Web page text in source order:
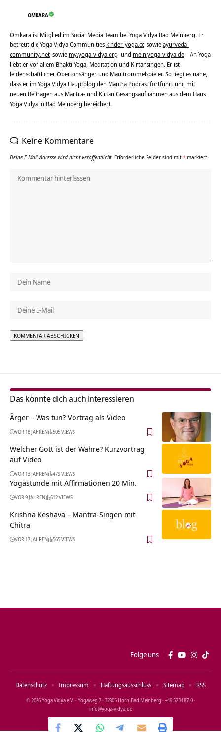
OMKARA
Omkara ist Mitglied im Social Media Team bei Yoga Vidya Bad Meinberg. Er
betreut die Yoga Vidya Communities kinder-yoga.cc sowieayurveda-
community.net sowie my.yoga-vidya.org und mein.yoga-vidya.de - An Yoga
liebt er vor allem Bhakti-Yoga, Meditation und Kirtansingen. Er ist
leidenschaftlicher Obertonsänger und Maultrommelspieler. So liegt es nahe,
dass er im Yoga Vidya Hauptblog den Mantra Podcast fortführt und mit
neuen Beiträgen aus Mantra- und Kirtan Gesangsaufnahmen aus dem Haus
Yoga Vidya in Bad Meinberg bereichert.
Keine Kommentare
Deine E-Mail-Adresse wird nicht veröffentlicht. Erforderliche Felder sind mit * markiert.
Das könnte dich auch interessieren
Ärger – Was tun? Vortrag als Video
VOR 18 JAHREN 505 VIEWS
Welcher Gott ist der Wahre? Kurzvortrag
auf Video
VOR 13 JAHREN 479 VIEWS
Yogastunde mit Affirmationen 20 Min.
VOR 9 JAHREN 612 VIEWS
Krishna Keshava – Mantra-Singen mit
Chitra
VOR 17 JAHREN 565 VIEWS
Folge uns
© 2026 Yoga Vidya e.V. · Yogaweg 7 · 32805 Horn‑Bad Meinberg · +49 5234 87‑0 ·
info@yoga‑vidya.de
Datenschutz Impressum Haftungsausschluss Sitemap RSS